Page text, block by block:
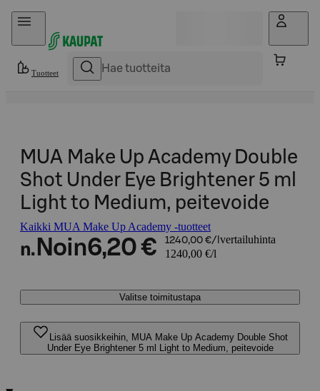
Hyppää sisältöön
Tuotteet
MUA Make Up Academy Double
Shot Under Eye Brightener 5 ml
Light to Medium, peitevoide
Kaikki MUA Make Up Academy -tuotteet
n. Noin6,20 € 1240,00 €/l vertailuhinta
1240,00 €/l
Valitse toimitustapa
Lisää suosikkeihin, MUA Make Up Academy Double Shot
Under Eye Brightener 5 ml Light to Medium, peitevoide